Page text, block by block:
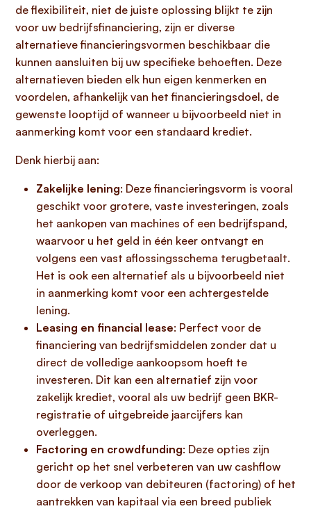
de flexibiliteit, niet de juiste oplossing blijkt te zijn
voor uw bedrijfsfinanciering, zijn er diverse
alternatieve financieringsvormen beschikbaar die
kunnen aansluiten bij uw specifieke behoeften. Deze
alternatieven bieden elk hun eigen kenmerken en
voordelen, afhankelijk van het financieringsdoel, de
gewenste looptijd of wanneer u bijvoorbeeld niet in
aanmerking komt voor een standaard krediet.
Denk hierbij aan:
Zakelijke lening: Deze financieringsvorm is vooral
geschikt voor grotere, vaste investeringen, zoals
het aankopen van machines of een bedrijfspand,
waarvoor u het geld in één keer ontvangt en
volgens een vast aflossingsschema terugbetaalt.
Het is ook een alternatief als u bijvoorbeeld niet
in aanmerking komt voor een achtergestelde
lening.
Leasing en financial lease: Perfect voor de
financiering van bedrijfsmiddelen zonder dat u
direct de volledige aankoopsom hoeft te
investeren. Dit kan een alternatief zijn voor
zakelijk krediet, vooral als uw bedrijf geen BKR-
registratie of uitgebreide jaarcijfers kan
overleggen.
Factoring en crowdfunding: Deze opties zijn
gericht op het snel verbeteren van uw cashflow
door de verkoop van debiteuren (factoring) of het
aantrekken van kapitaal via een breed publiek